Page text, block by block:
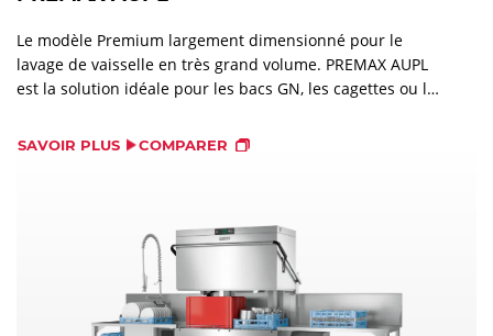
Le modèle Premium largement dimensionné pour le
lavage de vaisselle en très grand volume. PREMAX AUPL
est la solution idéale pour les bacs GN, les cagettes ou les
SAVOIR PLUS COMPARER